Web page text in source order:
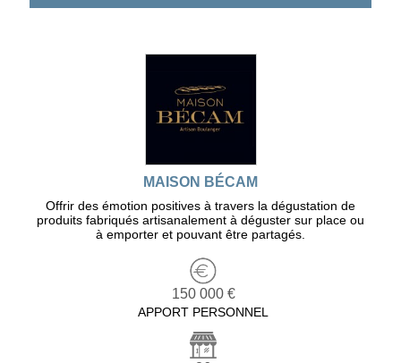
MAISON BÉCAM
Offrir des émotion positives à travers la dégustation de
produits fabriqués artisanalement à déguster sur place ou
à emporter et pouvant être partagés.
150 000 €
APPORT PERSONNEL